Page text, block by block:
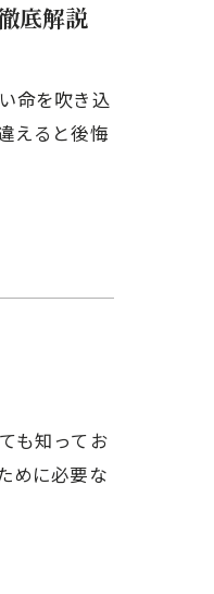
底解説
命を吹き込
えると後悔
も知ってお
めに必要な